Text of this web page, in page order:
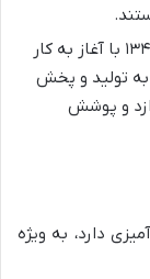
شبکه استانی همدان از سال ۱۳۴۹ با آغاز به کار
رادیو، به تولید و پخش
و پوشش
دارد، به ویژه